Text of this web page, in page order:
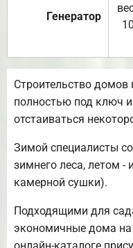
Генератор
Строительство домов
полностью под ключ
отстаиваться
Зимой специалисты
зимнего леса, летом -
камерной сушки).
Подходящими для
экономичные дома
онлайн-каталоге